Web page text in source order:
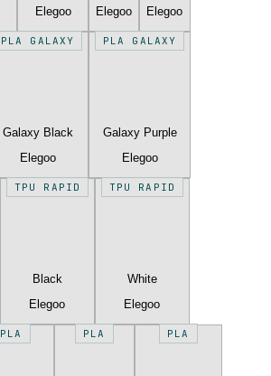
Elegoo
Elegoo
Elegoo
PLA GALAXY
Galaxy Black
Elegoo
PLA GALAXY
Galaxy Purple
Elegoo
TPU RAPID
Black
Elegoo
TPU RAPID
White
Elegoo
PLA PLA PLA